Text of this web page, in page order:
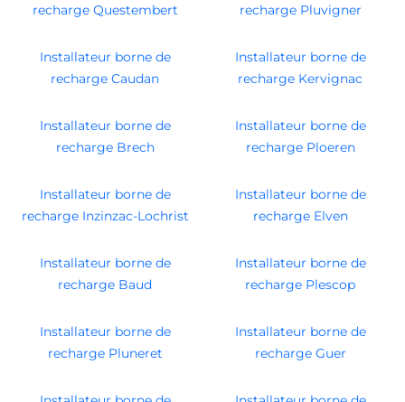
recharge Questembert
recharge Pluvigner
Installateur borne de
recharge Caudan
Installateur borne de
recharge Kervignac
Installateur borne de
recharge Brech
Installateur borne de
recharge Ploeren
Installateur borne de
recharge Inzinzac-Lochrist
Installateur borne de
recharge Elven
Installateur borne de
recharge Baud
Installateur borne de
recharge Plescop
Installateur borne de
recharge Pluneret
Installateur borne de
recharge Guer